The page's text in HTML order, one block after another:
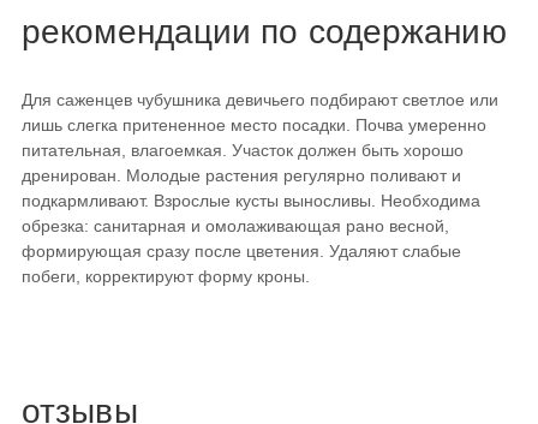
рекомендации по содержанию
Для саженцев чубушника девичьего подбирают светлое или
лишь слегка притененное место посадки. Почва умеренно
питательная, влагоемкая. Участок должен быть хорошо
дренирован. Молодые растения регулярно поливают и
подкармливают. Взрослые кусты выносливы. Необходима
обрезка: санитарная и омолаживающая рано весной,
формирующая сразу после цветения. Удаляют слабые
побеги, корректируют форму кроны.
отзывы